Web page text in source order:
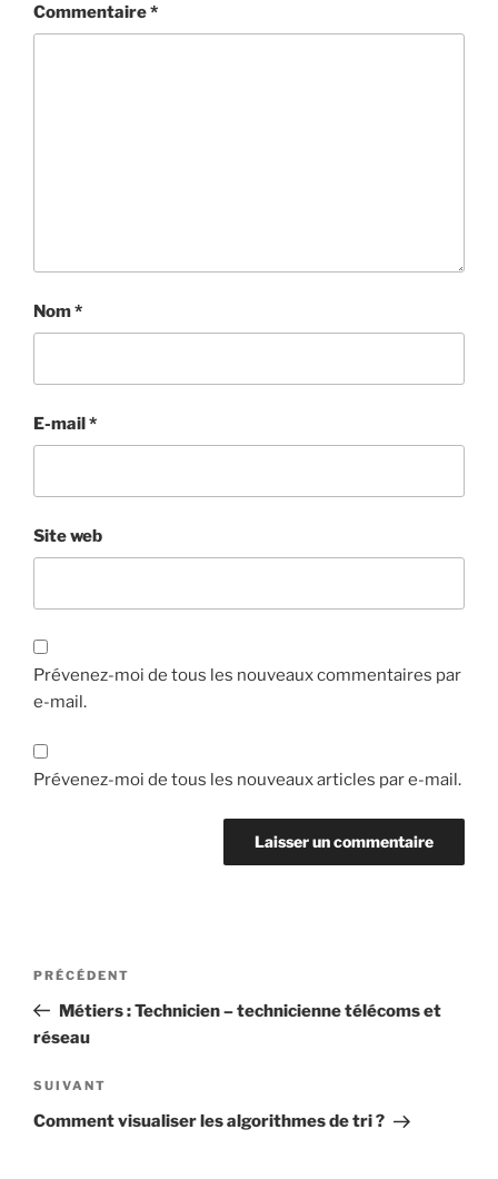
Commentaire*
Nom*
E-mail*
Site web
Prévenez-moi de tous les nouveaux commentaires par
e-mail.
Prévenez-moi de tous les nouveaux articles par e-mail.
Navigation
l’article
Article
précédent
PRÉCÉDENT
Métiers : Technicien – technicienne télécoms et
réseau
Article
suivant
SUIVANT
Comment visualiser les algorithmes de tri ?